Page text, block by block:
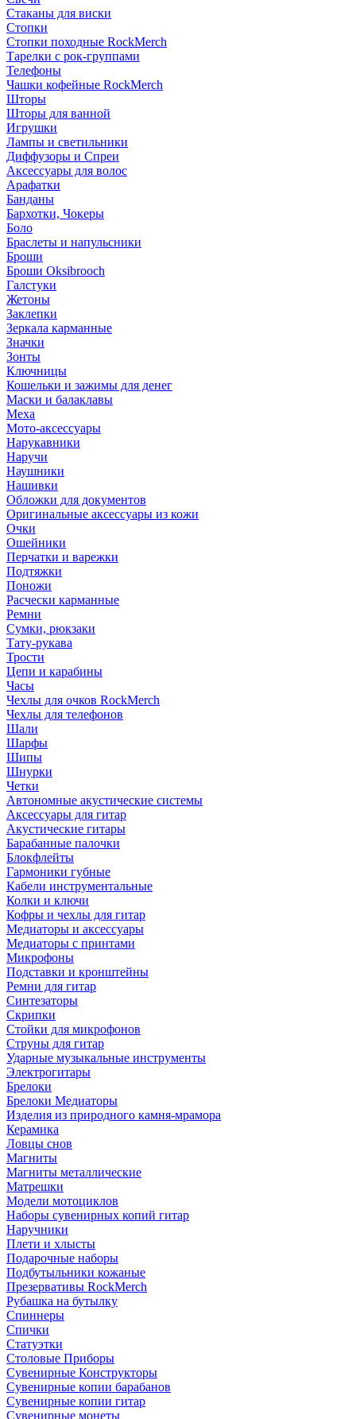
Стаканы для виски
Стопки
Стопки походные RockMerch
Тарелки с рок-группами
Телефоны
Чашки кофейные RockMerch
Шторы
Шторы для ванной
Игрушки
Лампы и светильники
Диффузоры и Спреи
Аксессуары для волос
Арафатки
Банданы
Бархотки, Чокеры
Боло
Браслеты и напульсники
Броши
Броши Oksibrooch
Галстуки
Жетоны
Заклепки
Зеркала карманные
Значки
Зонты
Ключницы
Кошельки и зажимы для денег
Маски и балаклавы
Меха
Мото-аксессуары
Нарукавники
Наручи
Наушники
Нашивки
Обложки для документов
Оригинальные аксессуары из кожи
Очки
Ошейники
Перчатки и варежки
Подтяжки
Поножи
Расчески карманные
Ремни
Сумки, рюкзаки
Тату-рукава
Трости
Цепи и карабины
Часы
Чехлы для очков RockMerch
Чехлы для телефонов
Шали
Шарфы
Шипы
Шнурки
Четки
Автономные акустические системы
Аксессуары для гитар
Акустические гитары
Барабанные палочки
Блокфлейты
Гармоники губные
Кабели инструментальные
Колки и ключи
Кофры и чехлы для гитар
Медиаторы и аксессуары
Медиаторы с принтами
Микрофоны
Подставки и кронштейны
Ремни для гитар
Синтезаторы
Скрипки
Стойки для микрофонов
Струны для гитар
Ударные музыкальные инструменты
Электрогитары
Брелоки
Брелоки Медиаторы
Изделия из природного камня-мрамора
Керамика
Ловцы снов
Магниты
Магниты металлические
Матрешки
Модели мотоциклов
Наборы сувенирных копий гитар
Наручники
Плети и хлысты
Подарочные наборы
Подбутыльники кожаные
Презервативы RockMerch
Рубашка на бутылку
Спиннеры
Спички
Статуэтки
Столовые Приборы
Сувенирные Конструкторы
Сувенирные копии барабанов
Сувенирные копии гитар
Сувенирные монеты